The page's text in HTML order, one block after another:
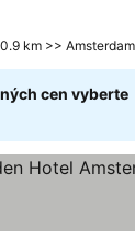
0.9 km >>
cen vyberte